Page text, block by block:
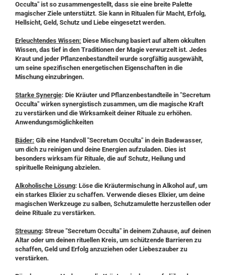
Occulta" ist so zusammengestellt, dass sie eine breite Palette
magischer Ziele unterstützt. Sie kann in Ritualen für Macht, Erfolg,
Hellsicht, Geld, Schutz und Liebe eingesetzt werden.
Erleuchtendes Wissen: Diese Mischung basiert auf altem okkulten
Wissen, das tief in den Traditionen der Magie verwurzelt ist. Jedes
Kraut und jeder Pflanzenbestandteil wurde sorgfältig ausgewählt,
um seine spezifischen energetischen Eigenschaften in die
Mischung einzubringen.
Starke Synergie: Die Kräuter und Pflanzenbestandteile in "Secretum
Occulta" wirken synergistisch zusammen, um die magische Kraft
zu verstärken und die Wirksamkeit deiner Rituale zu erhöhen.
Anwendungsmöglichkeiten
Bäder: Gib eine Handvoll "Secretum Occulta" in dein Badewasser,
um dich zu reinigen und deine Energien aufzuladen. Dies ist
besonders wirksam für Rituale, die auf Schutz, Heilung und
spirituelle Reinigung abzielen.
Alkoholische Lösung: Löse die Kräutermischung in Alkohol auf, um
ein starkes Elixier zu schaffen. Verwende dieses Elixier, um deine
magischen Werkzeuge zu salben, Schutzamulette herzustellen oder
deine Rituale zu verstärken.
Streuung: Streue "Secretum Occulta" in deinem Zuhause, auf deinen
Altar oder um deinen rituellen Kreis, um schützende Barrieren zu
schaffen, Geld und Erfolg anzuziehen oder Liebeszauber zu
verstärken.